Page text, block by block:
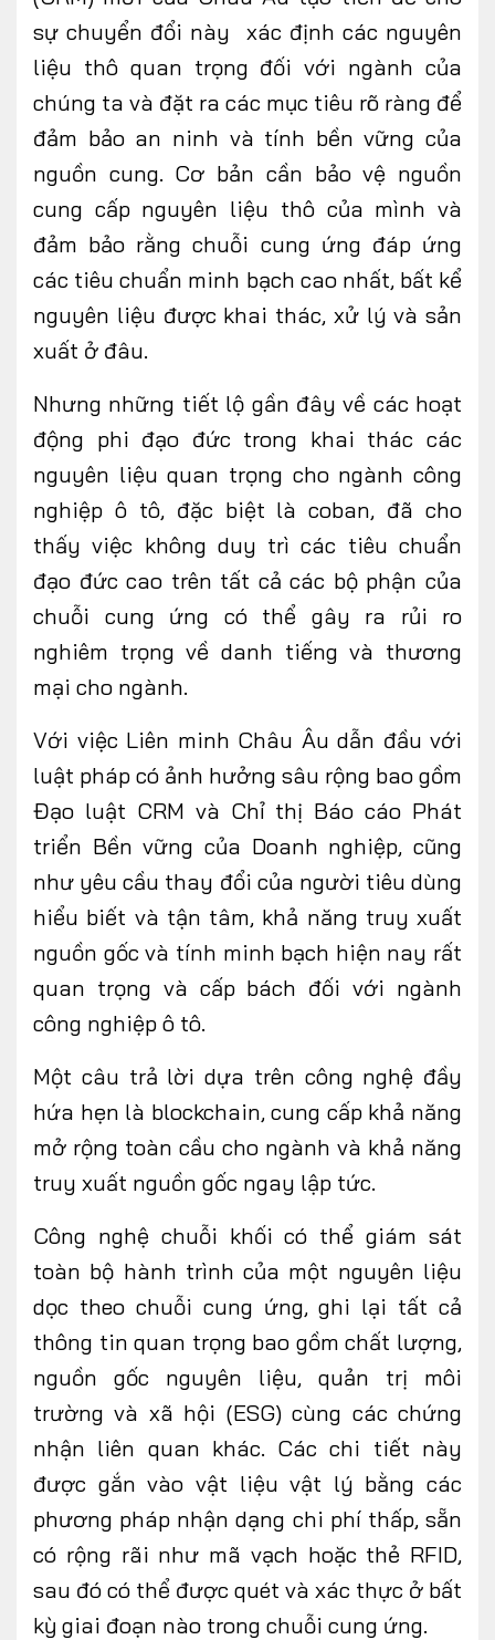
sự chuyển đổi này xác định các nguyên
liệu thô quan trọng đối với ngành của
chúng ta và đặt ra các mục tiêu rõ ràng để
đảm bảo an ninh và tính bền vững của
nguồn cung. Cơ bản cần bảo vệ nguồn
cung cấp nguyên liệu thô của mình và
đảm bảo rằng chuỗi cung ứng đáp ứng
các tiêu chuẩn minh bạch cao nhất, bất kể
nguyên liệu được khai thác, xử lý và sản
xuất ở đâu.
Nhưng những tiết lộ gần đây về các hoạt
động phi đạo đức trong khai thác các
nguyên liệu quan trọng cho ngành công
nghiệp ô tô, đặc biệt là coban, đã cho
thấy việc không duy trì các tiêu chuẩn
đạo đức cao trên tất cả các bộ phận của
chuỗi cung ứng có thể gây ra rủi ro
nghiêm trọng về danh tiếng và thương
mại cho ngành.
Với việc Liên minh Châu Âu dẫn đầu với
luật pháp có ảnh hưởng sâu rộng bao gồm
Đạo luật CRM và Chỉ thị Báo cáo Phát
triển Bền vững của Doanh nghiệp, cũng
như yêu cầu thay đổi của người tiêu dùng
hiểu biết và tận tâm, khả năng truy xuất
nguồn gốc và tính minh bạch hiện nay rất
quan trọng và cấp bách đối với ngành
công nghiệp ô tô.
Một câu trả lời dựa trên công nghệ đầy
hứa hẹn là blockchain, cung cấp khả năng
mở rộng toàn cầu cho ngành và khả năng
truy xuất nguồn gốc ngay lập tức.
Công nghệ chuỗi khối có thể giám sát
toàn bộ hành trình của một nguyên liệu
dọc theo chuỗi cung ứng, ghi lại tất cả
thông tin quan trọng bao gồm chất lượng,
nguồn gốc nguyên liệu, quản trị môi
trường và xã hội (ESG) cùng các chứng
nhận liên quan khác. Các chi tiết này
được gắn vào vật liệu vật lý bằng các
phương pháp nhận dạng chi phí thấp, sẵn
có rộng rãi như mã vạch hoặc thẻ RFID,
sau đó có thể được quét và xác thực ở bất
kỳ giai đoạn nào trong chuỗi cung ứng.